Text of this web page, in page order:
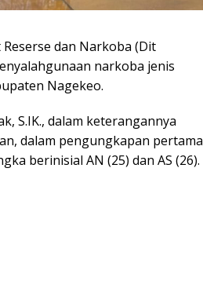
dan Narkoba (Dit
narkoba jenis
Nagekeo.
S.IK., dalam keterangannya
dalam pengungkapan pertama
berinisial AN (25) dan AS (26).